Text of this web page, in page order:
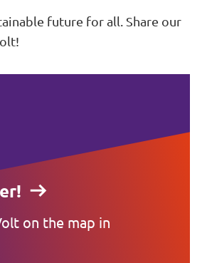
future for all. Share our
on the map in